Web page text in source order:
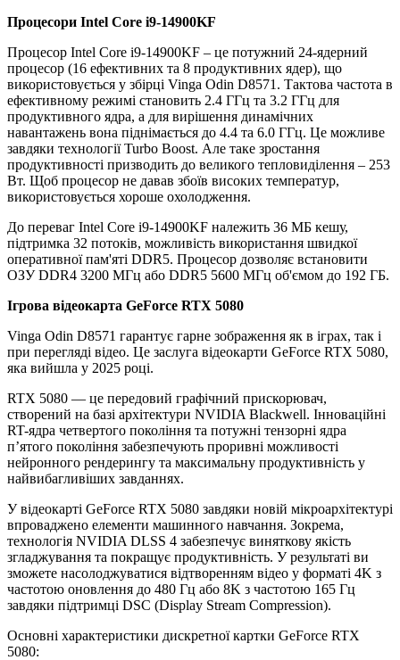
Процесори Intel Core i9-14900KF
Процесор Intel Core i9-14900KF – це потужний 24-ядерний
процесор (16 ефективних та 8 продуктивних ядер), що
використовується у збірці Vinga Odin D8571. Тактова частота в
ефективному режимі становить 2.4 ГГц та 3.2 ГГц для
продуктивного ядра, а для вирішення динамічних
навантажень вона піднімається до 4.4 та 6.0 ГГц. Це можливе
завдяки технології Turbo Boost. Але таке зростання
продуктивності призводить до великого тепловиділення – 253
Вт. Щоб процесор не давав збоїв високих температур,
використовується хороше охолодження.
До переваг Intel Core i9-14900KF належить 36 МБ кешу,
підтримка 32 потоків, можливість використання швидкої
оперативної пам'яті DDR5. Процесор дозволяє встановити
ОЗУ DDR4 3200 МГц або DDR5 5600 МГц об'ємом до 192 ГБ.
Ігрова відеокарта GeForce RTX 5080
Vinga Odin D8571 гарантує гарне зображення як в іграх, так і
при перегляді відео. Це заслуга відеокарти GeForce RTX 5080,
яка вийшла у 2025 році.
RTX 5080 — це передовий графічний прискорювач,
створений на базі архітектури NVIDIA Blackwell. Інноваційні
RT-ядра четвертого покоління та потужні тензорні ядра
п’ятого покоління забезпечують проривні можливості
нейронного рендерингу та максимальну продуктивність у
найвибагливіших завданнях.
У відеокарті GeForce RTX 5080 завдяки новій мікроархітектурі
впроваджено елементи машинного навчання. Зокрема,
технологія NVIDIA DLSS 4 забезпечує виняткову якість
згладжування та покращує продуктивність. У результаті ви
зможете насолоджуватися відтворенням відео у форматі 4K з
частотою оновлення до 480 Гц або 8K з частотою 165 Гц
завдяки підтримці DSC (Display Stream Compression).
Основні характеристики дискретної картки GeForce RTX
5080: